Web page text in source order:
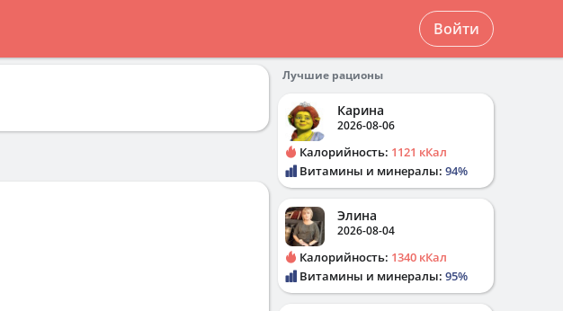
Войти
Лучшие рационы
Карина
2026-08-06
Калорийность: 1121 кКал
Витамины и минералы: 94%
Элина
2026-08-04
Калорийность: 1340 кКал
Витамины и минералы: 95%